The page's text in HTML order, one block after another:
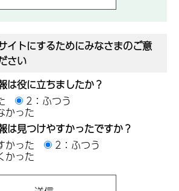
イトにするためにみなさまのご意
さい
は役に立ちましたか？
2：ふつう
かった
は見つけやすかったですか？
かった
2：ふつう
かった